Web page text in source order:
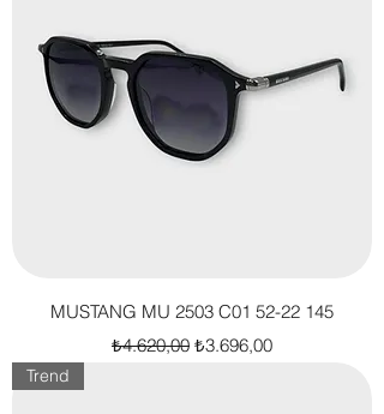
MUSTANG MU 2503 C01 52-22 145
Normal Fiyat
₺4.620,00 İndirimli Fiyat
₺3.696,00
Trend